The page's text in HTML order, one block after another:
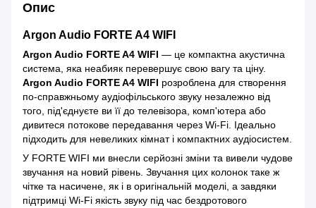
Опис
Argon Audio FORTE A4 WIFI
Argon Audio FORTE A4 WIFI — це компактна акустична
система, яка неабияк перевершує свою вагу та ціну.
Argon Audio FORTE A4 WIFI розроблена для створення
по-справжньому аудіофільського звуку незалежно від
того, під'єднуєте ви її до телевізора, комп'ютера або
дивитеся потокове передавання через Wi-Fi. Ідеально
підходить для невеликих кімнат і компактних аудіосистем.
У FORTE WIFI ми внесли серйозні зміни та вивели чудове
звучання на новий рівень. Звучання цих колонок таке ж
чітке та насичене, як і в оригінальній моделі, а завдяки
підтримці Wi-Fi якість звуку під час бездротового